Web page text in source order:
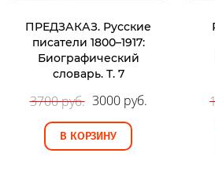
ПРЕДЗАКАЗ. Русские
писатели 1800–1917:
Биографический
словарь. Т. 7
3700 руб. 3000 руб.
В КОРЗИНУ